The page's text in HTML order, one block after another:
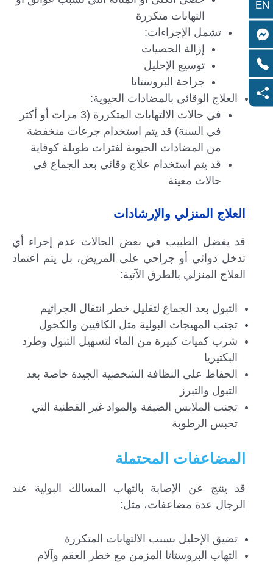
التهابات متكررة
تشمل الإجراءات:
إزالة الحصيات
توسيع الإحليل
جراحة البروستاتا
العلاج الوقائي بالمضادات الحيوية:
في حالات الالتهابات المتكررة (3 مرات أو أكثر
في السنة) قد يتم استخدام جرعات منخفضة
من المضادات الحيوية لفترات طويلة كوقاية
قد يتم استخدام علاج وقائي بعد الجماع في
حالات معينة
العلاج المنزلي والإرشادات
قد يفضل الطبيب في بعض الحالات عدم إجراء أي
تدخل دوائي أو جراحي على المريض، بل يتم اعتماد
العلاج المنزلي بالطرق الآتية:
التبول بعد الجماع لتقليل خطر انتقال الجراثيم
تجنب المهيجات البولية مثل الكافيين والكحول
شرب كميات كبيرة من الماء لتسهيل التبول وطرد
البكتيريا
الحفاظ على النظافة الشخصية الجيدة خاصة بعد
التبول والتبرز
تجنب الملابس الضيقة والمواد غير القطنية التي
تحبس الرطوبة
المضاعفات المحتملة
قد ينتج عن الإصابة بالتهاب المسالك البولية عند
الرجال عدة مضاعفات، مثل:
تضيق الإحليل بسبب الالتهابات المتكررة
التهاب البروستاتا المزمن مع خطر العقم وآلام
EN